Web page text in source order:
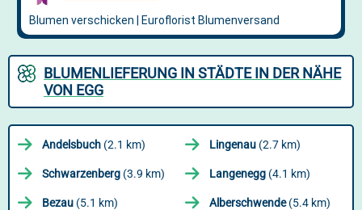
BLUMENLIEFERUNG IN STÄDTE IN DER NÄHE
VON EGG
Andelsbuch (2.1 km) Lingenau (2.7 km)
Schwarzenberg (3.9 km) Langenegg (4.1 km)
Bezau (5.1 km) Alberschwende(5.4 km)